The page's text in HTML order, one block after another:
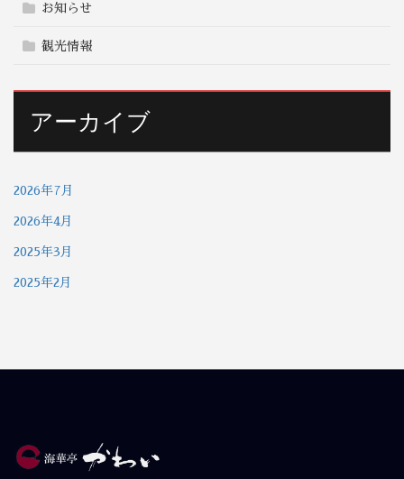
お知らせ
観光情報
アーカイブ
2026年7月
2026年4月
2025年3月
2025年2月